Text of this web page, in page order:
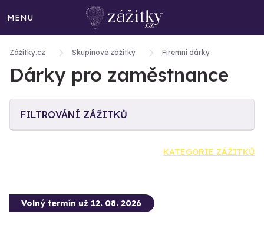
MENU
Zážitky.cz Skupinové zážitky Firemní dárky
Dárky pro zaměstnance
FILTROVÁNÍ ZÁŽITKŮ
KATEGORIE ZÁŽITKŮ
Volný termín už 12. 08. 2026